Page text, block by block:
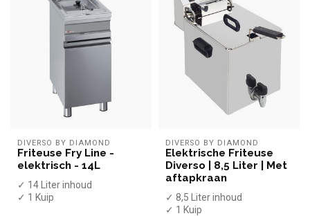
DIVERSO BY DIAMOND
Friteuse Fry Line -
elektrisch - 14L
✓ 14 Liter inhoud
✓ 1 Kuip
DIVERSO BY DIAMOND
Elektrische Friteuse
Diverso | 8,5 Liter | Met
aftapkraan
✓ 8,5 Liter inhoud
✓ 1 Kuip